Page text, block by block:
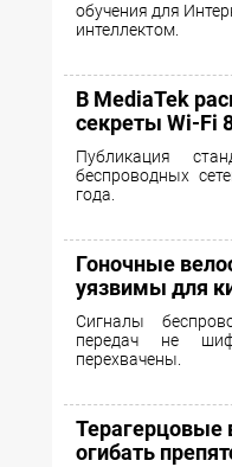
обучения для
интеллектом.
В MediaTek
секреты Wi-Fi
Публикация
беспроводных
года.
Гоночные
уязвимы для
Сигналы
передач не
перехвачены.
Терагерцовые
огибать